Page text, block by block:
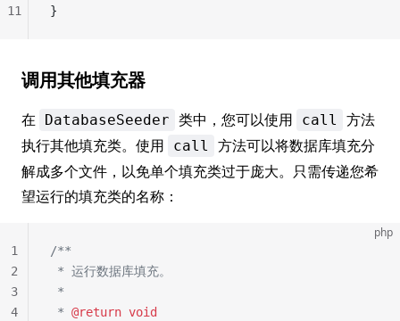
}
11
调用其他填充器
在 DatabaseSeeder 类中，您可以使用 call
方法
执行其他填充类。使用
call
方法可以将数据库填充分
解成多个文件，以免单个填充类过于庞大。只需传递您希
望运行的填充类的名称：
php
/**
* 运行数据库填充。
*
* @return void
1
2
3
4